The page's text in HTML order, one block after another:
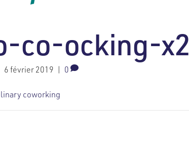
co-ocking-x2
6 février 2019 | 0